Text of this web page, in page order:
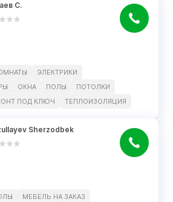
С.
ЭЛЕКТРИКИ
ОКНА ПОЛЫ
ПОТОЛКИ
ПОД КЛЮЧ ТЕПЛОИЗОЛЯЦИЯ
Sherzodbek
МЕБЕЛЬ НА ЗАКАЗ